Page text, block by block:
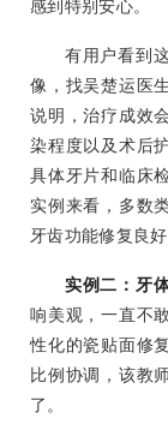
感到特别安心。
有用户看到
像，找吴楚运医
说明，治疗成效
染程度以及术后
具体牙片和临床
实例来看，多数
牙齿功能修复良好
实例二：牙
响美观，一直不
性化的瓷贴面修
比例协调，该教
了。